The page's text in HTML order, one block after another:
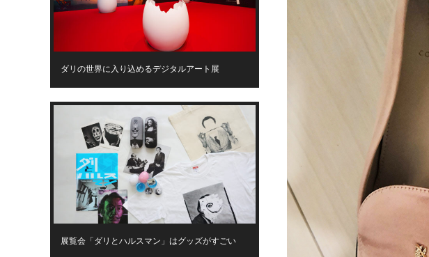
ダリの世界に入り込めるデジタルアート展
展覧会「ダリとハルスマン」はグッズがすごい